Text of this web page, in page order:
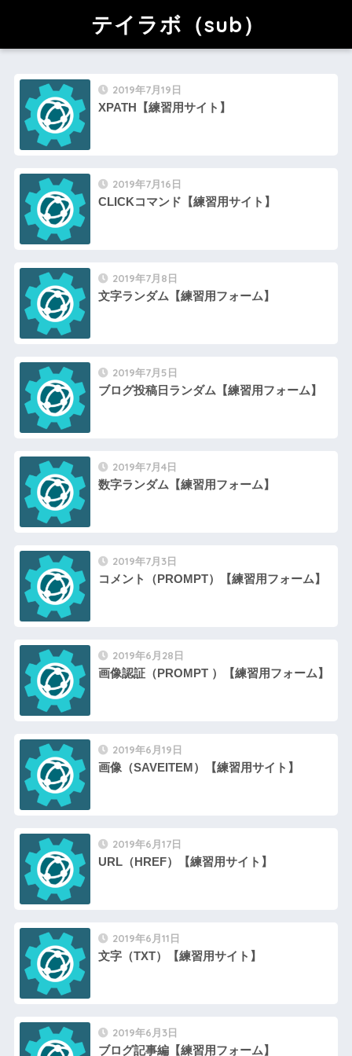
テイラボ（sub）
2019年7月19日
XPATH【練習用サイト】
2019年7月16日
CLICKコマンド【練習用サイト】
2019年7月8日
文字ランダム【練習用フォーム】
2019年7月5日
ブログ投稿日ランダム【練習用フォーム】
2019年7月4日
数字ランダム【練習用フォーム】
2019年7月3日
コメント（PROMPT）【練習用フォーム】
2019年6月28日
画像認証（PROMPT ）【練習用フォーム】
2019年6月19日
画像（SAVEITEM）【練習用サイト】
2019年6月17日
URL（HREF）【練習用サイト】
2019年6月11日
文字（TXT）【練習用サイト】
2019年6月3日
ブログ記事編【練習用フォーム】